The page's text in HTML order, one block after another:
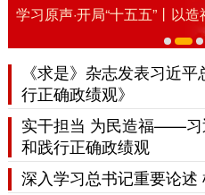
学习原声·开局“十五五”丨以
《求是》杂志发表习近
行正确政绩观》
实干担当 为民造福——习
和践行正确政绩观
深入学习总书记重要论